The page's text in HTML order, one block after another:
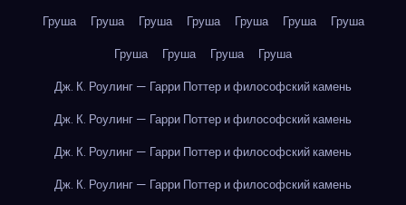
Груша
Груша Груша Груша Груша Груша
Груша
Груша
Груша Груша
Груша
Дж. К. Роулинг — Гарри Поттер и философский камень
Дж. К. Роулинг — Гарри Поттер и философский камень
Дж. К. Роулинг — Гарри Поттер и философский камень
Дж. К. Роулинг — Гарри Поттер и философский камень